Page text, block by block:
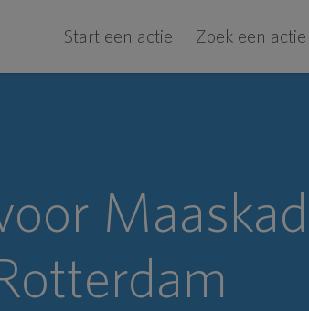
Start een actie Zoek een actie